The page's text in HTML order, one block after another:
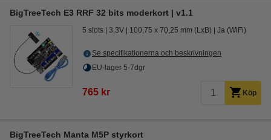
BigTreeTech E3 RRF 32 bits moderkort | v1.1
5 slots 3,3V 100,75 x 70,25 mm (LxB) Ja (WiFi)
Se specifikationerna och beskrivningen
EU-lager 5-7dgr
765 kr Köp
BigTreeTech Manta M5P styrkort